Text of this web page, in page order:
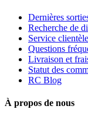
Dernières
Recherche de
Service clientèle
Questions
Livraison et
Statut des
RC Blog
À propos de nous